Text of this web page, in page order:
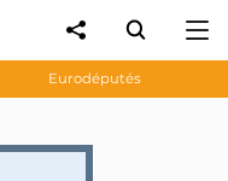
Eurodéputés